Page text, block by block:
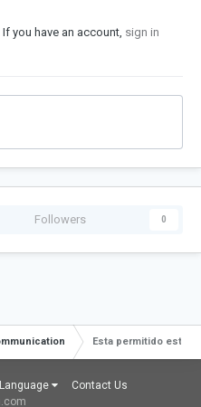
you have an account, sign in
Followers 0
Esta permitido
Language
Contact Us